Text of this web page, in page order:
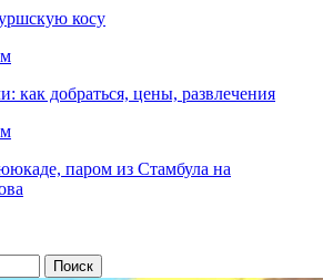
косу
как добраться, цены, развлечения
паром из Стамбула на